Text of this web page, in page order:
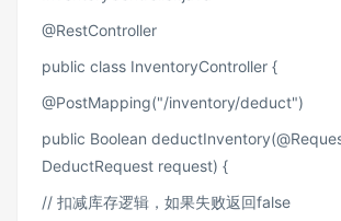
@RestController
public class InventoryController {
@PostMapping("/inventory/deduct")
public Boolean
DeductRequest request) {
// 扣减库存逻辑，如果失败返回false